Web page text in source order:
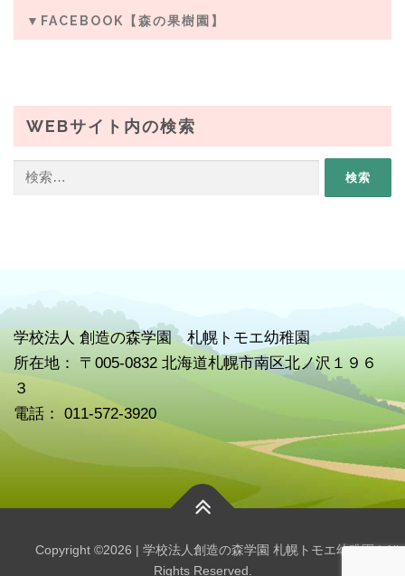
▼FACEBOOK【森の果樹園】
WEBサイト内の検索
学校法人 創造の森学園 札幌トモエ幼稚園
所在地： 〒005-0832 北海道札幌市南区北ノ沢１９６
３
電話： 011-572-3920
Copyright ©2026 | 学校法人創造の森学園 札幌トモエ幼稚園 | All
Rights Reserved.